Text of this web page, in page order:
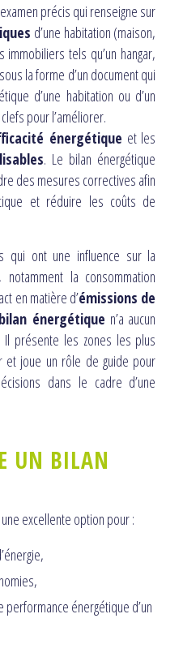
précis qui renseigne sur
d’une habitation (maison,
tels qu’un hangar,
la forme d’un document qui
d’une habitation ou d’un
pour l’améliorer.
énergétique et les
. Le bilan énergétique
des mesures correctives afin
et réduire les coûts de
qui ont une influence sur la
, notamment la consommation
en matière d’émissions de
bilan énergétique n’a aucun
Il présente les zones les plus
et joue un rôle de guide pour
dans le cadre d’une
UN BILAN
excellente option pour :
énergétique d’un